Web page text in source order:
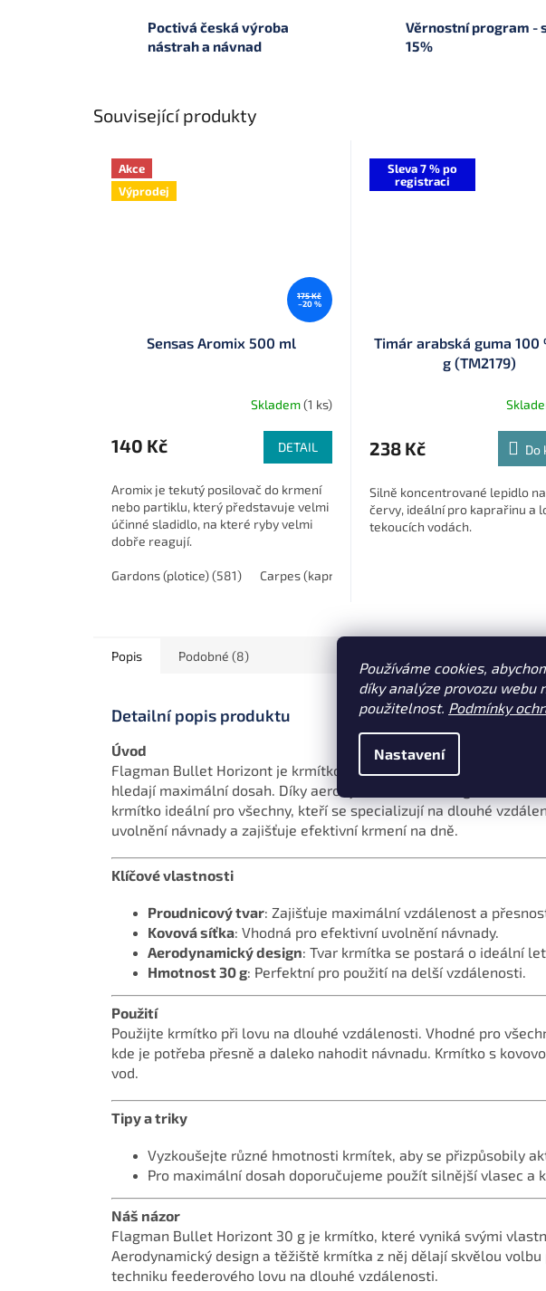
Používáme cookies,
díky analýze provozu webu
použitelnost. Podmínky
Nastavení
Poctivá česká výroba
nástrah a návnad
Věrnostní program -
15%
Související produkty
Akce
Výprodej
175 Kč
–20 %
Sensas Aromix 500 ml
Skladem(1 ks)
140 Kč DETAIL
Aromix je tekutý posilovač do krmení
nebo partiklu, který představuje velmi
účinné sladidlo, na které ryby velmi
dobře reagují.
Gardons (plotice) (581) Carpes (kapr) (171)
Sleva 7 % po
registraci
Timár arabská guma 100
g (TM2179)
238 Kč Do
Silně koncentrované lepidlo
červy, ideální pro kaprařinu a
tekoucích vodách.
Popis Podobné (8)
Detailní popis produktu
Úvod
Flagman Bullet Horizont je krmítko navržené pro daleké a přesné
hledají maximální dosah. Díky aerodynamickému designu a
krmítko ideální pro všechny, kteří se specializují na dlouhé
uvolnění návnady a zajišťuje efektivní krmení na dně.
Klíčové vlastnosti
Proudnicový tvar: Zajišťuje maximální vzdálenost a
Kovová síťka: Vhodná pro efektivní uvolnění návnady.
Aerodynamický design: Tvar krmítka se postará o ideální
Hmotnost 30 g: Perfektní pro použití na delší vzdálenosti.
Použití
Použijte krmítko při lovu na dlouhé vzdálenosti. Vhodné pro
kde je potřeba přesně a daleko nahodit návnadu. Krmítko s
vod.
Tipy a triky
Vyzkoušejte různé hmotnosti krmítek, aby se přizpůsobily
Pro maximální dosah doporučujeme použít silnější vlasec a
Náš názor
Flagman Bullet Horizont 30 g je krmítko, které vyniká svými
Aerodynamický design a těžiště krmítka z něj dělají skvělou
techniku feederového lovu na dlouhé vzdálenosti.